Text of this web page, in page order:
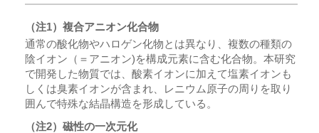
（注1）複合アニオン化合物
通常の酸化物やハロゲン化物とは異なり、複数の種類の
陰イオン（＝アニオン)を構成元素に含む化合物。本研究
で開発した物質では、酸素イオンに加えて塩素イオンも
しくは臭素イオンが含まれ、レニウム原子の周りを取り
囲んで特殊な結晶構造を形成している。
（注2）磁性の一次元化